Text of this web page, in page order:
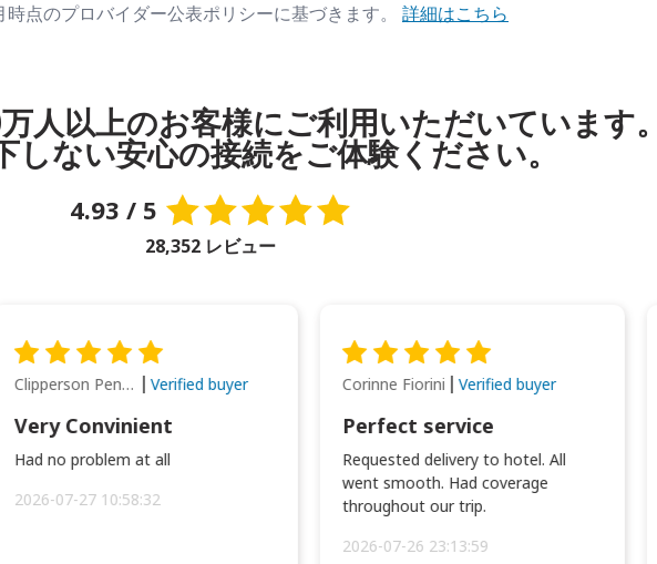
点のプロバイダー公表ポリシーに基づきます。 詳細はこちら
人以上のお客様にご利用いただいています。
しない安心の接続をご体験ください。
4.93 / 5
28,352 レビュー
Clipperson Penilla Verified buyer
Very Convinient
Had no problem at all
2026-07-27 10:58:32
Corinne Fiorini Verified buyer
Perfect service
Requested delivery to hotel. All
went smooth. Had coverage
throughout our trip.
2026-07-26 23:13:59